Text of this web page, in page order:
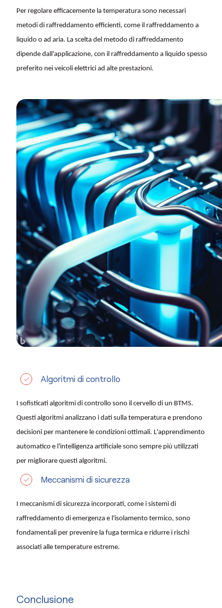
Per regolare efficacemente la temperatura sono necessari
metodi di raffreddamento efficienti, come il raffreddamento a
liquido o ad aria. La scelta del metodo di raffreddamento
dipende dall'applicazione, con il raffreddamento a liquido spesso
preferito nei veicoli elettrici ad alte prestazioni.
Algoritmi di controllo
I sofisticati algoritmi di controllo sono il cervello di un BTMS.
Questi algoritmi analizzano i dati sulla temperatura e prendono
decisioni per mantenere le condizioni ottimali. L'apprendimento
automatico e l'intelligenza artificiale sono sempre più utilizzati
per migliorare questi algoritmi.
Meccanismi di sicurezza
I meccanismi di sicurezza incorporati, come i sistemi di
raffreddamento di emergenza e l'isolamento termico, sono
fondamentali per prevenire la fuga termica e ridurre i rischi
associati alle temperature estreme.
Conclusione